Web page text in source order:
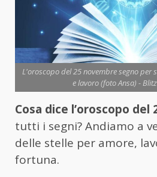
L'oroscopo del 25 novembre segno per
e lavoro (foto Ansa) -
Cosa dice l’oroscopo del
tutti i segni? Andiamo a
delle stelle per amore,
fortuna.